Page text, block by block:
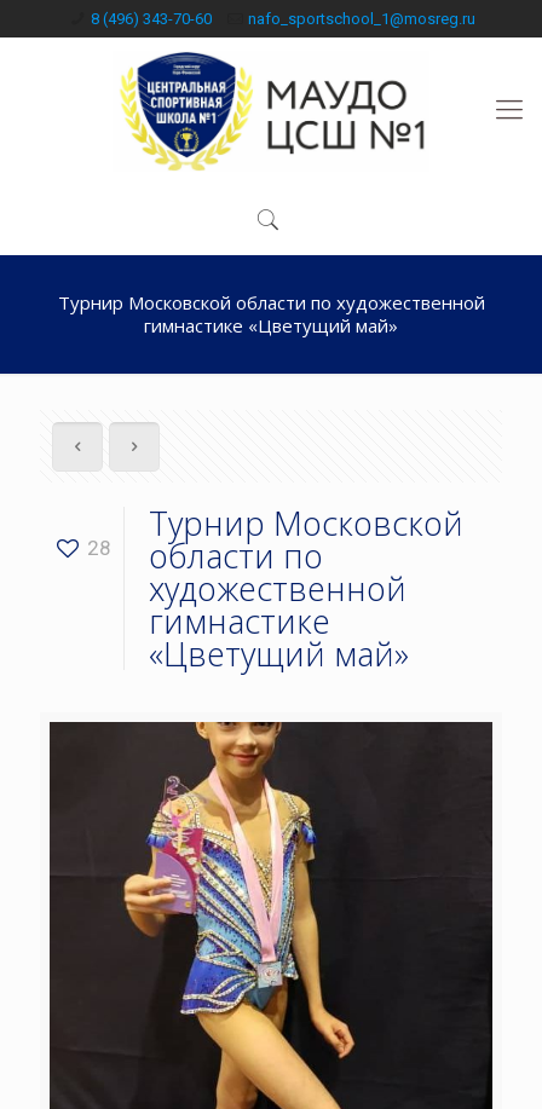
8 (496) 343-70-60 nafo_sportschool_1@mosreg.ru
Турнир Московской области по художественной
гимнастике «Цветущий май»
28
Турнир Московской
области по
художественной
гимнастике
«Цветущий май»